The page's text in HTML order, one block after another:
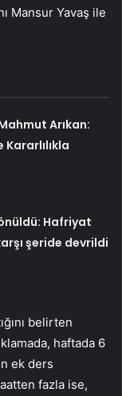
Mansur Yavaş ile
Arıkan:
Kararlılıkla
Hafriyat
şeride devrildi
belirten
haftada 6
ek ders
fazla ise,